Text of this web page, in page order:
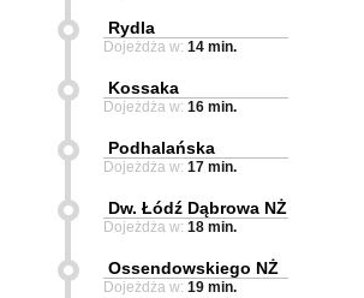
Rydla
Dojeżdża w: 14 min.
Kossaka
Dojeżdża w: 16 min.
Podhalańska
Dojeżdża w: 17 min.
Dw. Łódź Dąbrowa NŻ
Dojeżdża w: 18 min.
Ossendowskiego NŻ
Dojeżdża w: 19 min.